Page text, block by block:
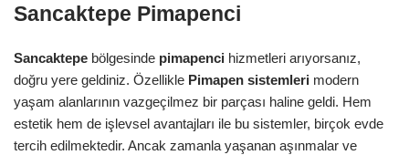
Sancaktepe Pimapenci
Sancaktepe bölgesinde pimapenci hizmetleri arıyorsanız,
doğru yere geldiniz. Özellikle Pimapen sistemleri modern
yaşam alanlarının vazgeçilmez bir parçası haline geldi. Hem
estetik hem de işlevsel avantajları ile bu sistemler, birçok evde
tercih edilmektedir. Ancak zamanla yaşanan aşınmalar ve